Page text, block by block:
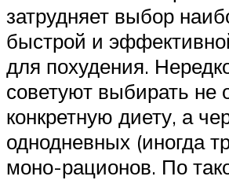
затрудняет выбор
быстрой и
для похудения.
советуют выбирать не
конкретную диету, а
однодневных (иногда
моно-рационов. По